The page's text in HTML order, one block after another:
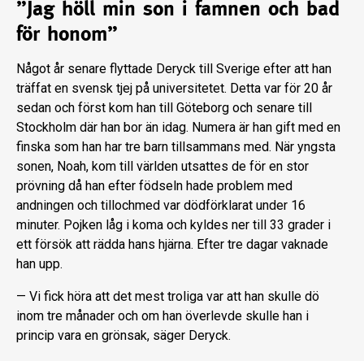
”Jag höll min son i famnen och bad
för honom”
Något år senare flyttade Deryck till Sverige efter att han
träffat en svensk tjej på universitetet. Detta var för 20 år
sedan och först kom han till Göteborg och senare till
Stockholm där han bor än idag. Numera är han gift med en
finska som han har tre barn tillsammans med. När yngsta
sonen, Noah, kom till världen utsattes de för en stor
prövning då han efter födseln hade problem med
andningen och tillochmed var dödförklarat under 16
minuter. Pojken låg i koma och kyldes ner till 33 grader i
ett försök att rädda hans hjärna. Efter tre dagar vaknade
han upp.
— Vi fick höra att det mest troliga var att han skulle dö
inom tre månader och om han överlevde skulle han i
princip vara en grönsak, säger Deryck.